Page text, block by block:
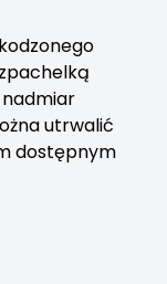
utrwalić
dostępnym